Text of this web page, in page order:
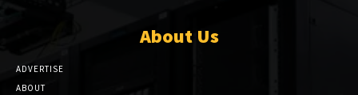
About Us
ADVERTISE
ABOUT